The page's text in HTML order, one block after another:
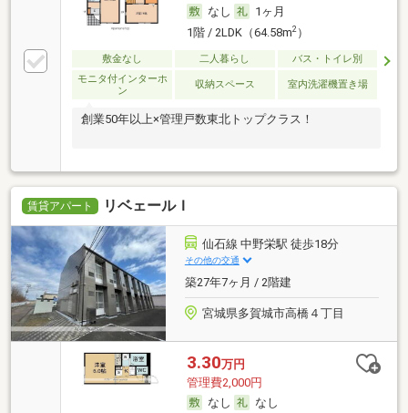
なし
1ヶ月
1階 / 2LDK（64.58m2）
敷金なし 二人暮らし
バス・トイレ別
モニタ付インターホ
ン
収納スペース 室内洗濯機置き場
創業50年以上×管理戸数東北トップクラス！
賃貸アパート リベェールＩ
仙石線 中野栄駅 徒歩18分
その他の交通
築27年7ヶ月 / 2階建
宮城県多賀城市高橋４丁目
3.30万円
管理費2,000円
なし
なし